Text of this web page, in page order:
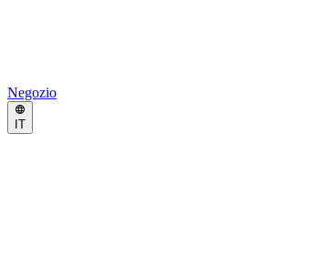
Negozio
IT